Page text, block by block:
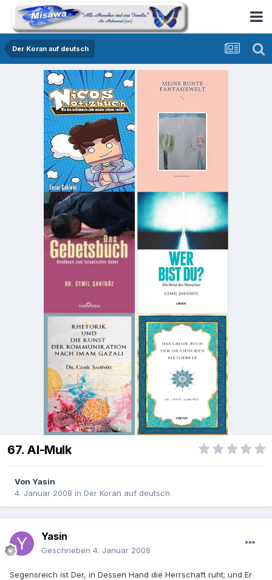
Der Koran auf deutsch
67. Al-Mulk
Von Yasin
4. Januar 2008 in Der Koran auf deutsch
Yasin
Geschrieben 4. Januar 2008
Segensreich ist Der, in Dessen Hand die Herrschaft ruht; und Er